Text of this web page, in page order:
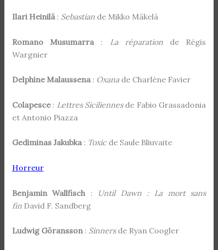
Ilari Heinilä: Sebastian de Mikko Mäkelä
Romano Musumarra : La réparationde Régis
Wargnier
Delphine Malaussena: Oxana de Charlène Favier
Colapesce : Lettres Siciliennesde Fabio Grassadonia
et Antonio Piazza
Gediminas Jakubka: Toxic de Saule Bliuvaite
Horreur
Benjamin Wallfisch : Until Dawn : La mort sans
finDavid F. Sandberg
Ludwig Göransson: Sinners de Ryan Coogler